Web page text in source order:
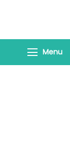
Menu